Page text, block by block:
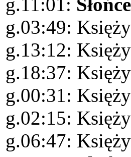
g.03:49:
g.18:37:
g.00:31: